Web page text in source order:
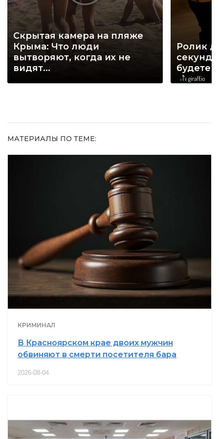
Скрытая камера на пляже
Крыма: Что люди
вытворяют, когда их не
видят...
Ролик
секунд,
будете
МАТЕРИАЛЫ ПО ТЕМЕ:
КРИМИНАЛ
В Красноярском крае двоих мужчин
обвиняют в смерти посетителя бара
2026-08-04